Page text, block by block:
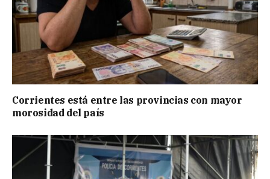
Corrientes está entre las provincias con mayor
morosidad del país